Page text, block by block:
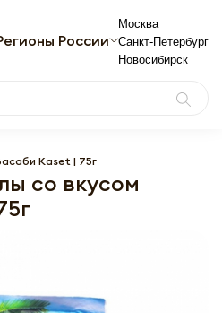
России
Москва
Санкт-Петербург
Новосибирск
Kaset | 75г
со вкусом